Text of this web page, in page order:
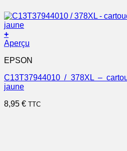
+
Aperçu
EPSON
C13T37944010 / 378XL –
jaune
8,95 € TTC